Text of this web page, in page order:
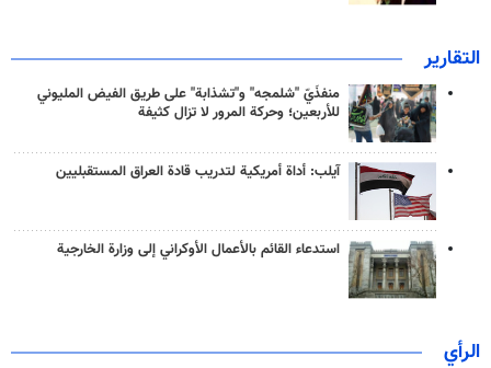
التقارير
منفذَيّ "شلمجه" و"تشذابة" على طريق الفيض المليوني
للأربعين؛ وحركة المرور لا تزال كثيفة
آيلب: أداة أمريكية لتدريب قادة العراق المستقبليين
استدعاء القائم بالأعمال الأوكراني إلى وزارة الخارجية
الرأي